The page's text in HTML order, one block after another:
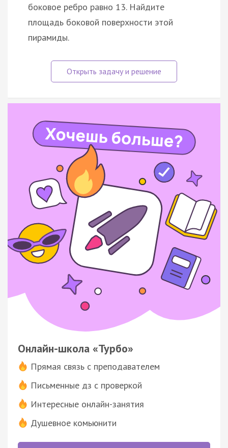
боковое ребро равно 13. Найдите
площадь боковой поверхности этой
пирамиды.
Онлайн-школа «Турбо»
Прямая связь с преподавателем
Письменные дз с проверкой
Интересные онлайн-занятия
Душевное комьюнити